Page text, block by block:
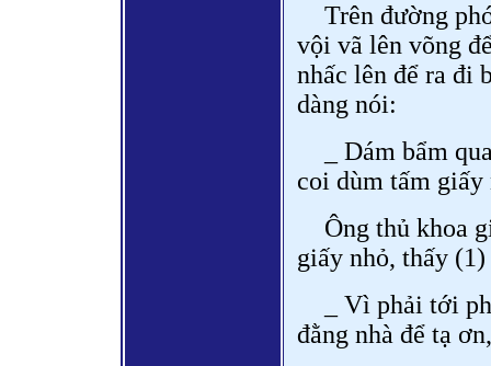
Trên đường
vội vã lên võng
nhấc lên để ra đi
dàng nói:
_ Dám bẩm
coi dùm tấm
Ông thủ khoa
giấy nhỏ, thấy
_ Vì phải tới
đằng nhà để tạ